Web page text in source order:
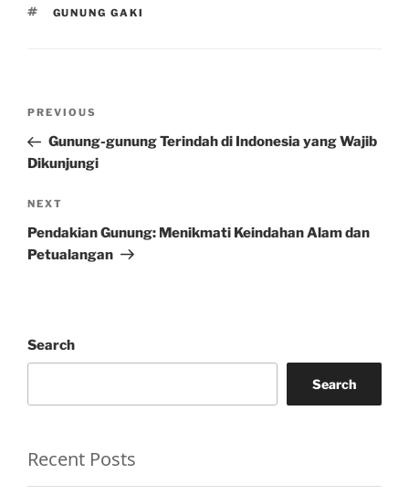
TAGS
GUNUNG GAKI
Previous
Post
PREVIOUS
Gunung-gunung Terindah di Indonesia yang Wajib
Dikunjungi
Next
Post
NEXT
Pendakian Gunung: Menikmati Keindahan Alam dan
Petualangan
Search
Search
Recent Posts